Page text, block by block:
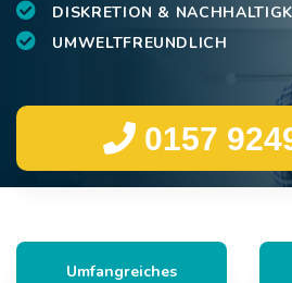
DISKRETION &
UMWELTFREUNDLICH
0157
Umfangreiches